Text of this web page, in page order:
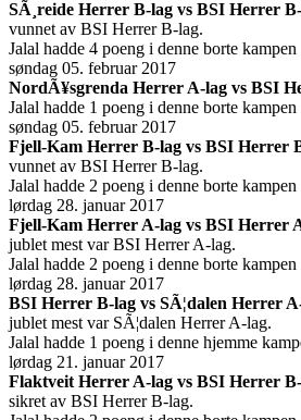
SÃ¸reide Herrer B-lag vs BSI Herrer
vunnet av BSI Herrer B-lag.
Jalal hadde 4 poeng i denne borte kampen
søndag 05. februar 2017
NordÃ¥sgrenda Herrer A-lag vs BSI
Jalal hadde 1 poeng i denne borte kampen
søndag 05. februar 2017
Fjell-Kam Herrer B-lag vs BSI Herrer
vunnet av BSI Herrer B-lag.
Jalal hadde 2 poeng i denne borte kampen
lørdag 28. januar 2017
Fjell-Kam Herrer A-lag vs BSI Herrer
jublet mest var BSI Herrer A-lag.
Jalal hadde 2 poeng i denne borte kampen
lørdag 28. januar 2017
BSI Herrer B-lag vs SÃ¦dalen Herrer
jublet mest var SÃ¦dalen Herrer A-lag.
Jalal hadde 1 poeng i denne hjemme
lørdag 21. januar 2017
Flaktveit Herrer A-lag vs BSI Herrer
sikret av BSI Herrer B-lag.